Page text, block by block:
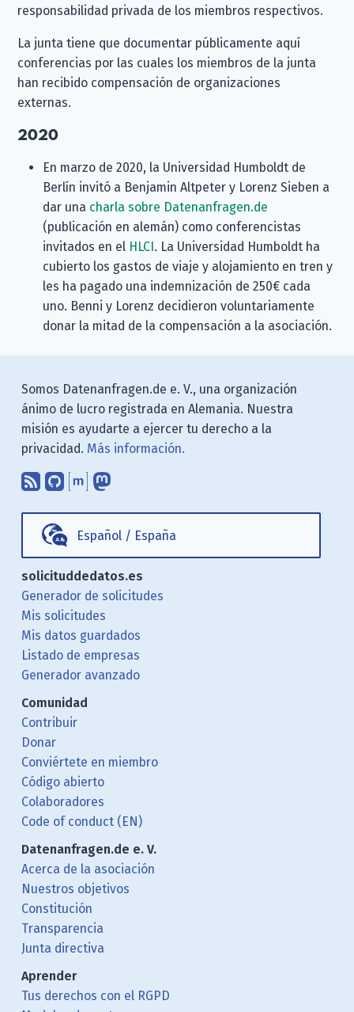
responsabilidad privada de los miembros respectivos.
La junta tiene que documentar públicamente aquí
conferencias por las cuales los miembros de la junta
han recibido compensación de organizaciones
externas.
2020
En marzo de 2020, la Universidad Humboldt de
Berlín invitó a Benjamin Altpeter y Lorenz Sieben a
dar una charla sobre Datenanfragen.de
(publicación en alemán) como conferencistas
invitados en el HLCI . La Universidad Humboldt ha
cubierto los gastos de viaje y alojamiento en tren y
les ha pagado una indemnización de 250€ cada
uno. Benni y Lorenz decidieron voluntariamente
donar la mitad de la compensación a la asociación.
Somos Datenanfragen.de e. V., una organización
ánimo de lucro registrada en Alemania. Nuestra
misión es ayudarte a ejercer tu derecho a la
privacidad. Más información.
Suscríbete a nuestro blog a través
Encuéntranos en GitHub
Encuéntranos en Matrix
Español / España
solicituddedatos.es
Generador de solicitudes
Mis solicitudes
Mis datos guardados
Listado de empresas
Generador avanzado
Comunidad
Contribuir
Donar
Conviértete en miembro
Código abierto
Colaboradores
Code of conduct (EN)
Datenanfragen.de e. V.
Acerca de la asociación
Nuestros objetivos
Constitución
Transparencia
Junta directiva
Aprender
Tus derechos con el RGPD